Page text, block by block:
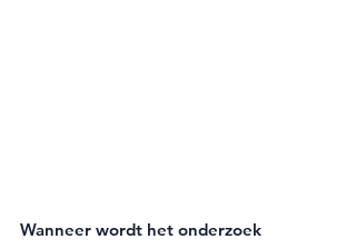
Wanneer wordt het onderzoek